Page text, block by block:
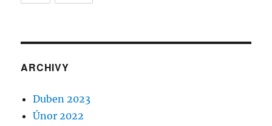
ARCHIVY
Duben 2023
Únor 2022